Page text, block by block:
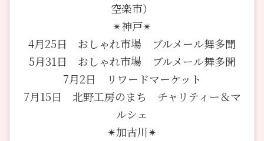
空楽市）
✴︎神戸✴︎
4月25日 おしゃれ市場 ブルメール舞多聞
5月31日 おしゃれ市場 ブルメール舞多聞
7月2日 リワードマーケット
7月15日 北野工房のまち チャリティー＆マ
ルシェ
✴︎加古川✴︎